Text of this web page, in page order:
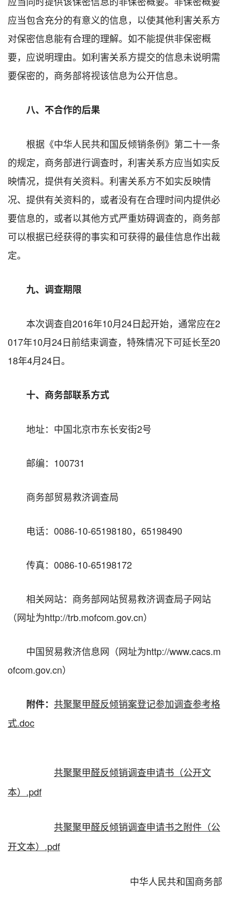
应当包含充分的有意义的信息，以使其他利害关系方
对保密信息能有合理的理解。如不能提供非保密概
要，应说明理由。如利害关系方提交的信息未说明需
要保密的，商务部将视该信息为公开信息。
八、不合作的后果
根据《中华人民共和国反倾销条例》第二十一条
的规定，商务部进行调查时，利害关系方应当如实反
映情况，提供有关资料。利害关系方不如实反映情
况、提供有关资料的，或者没有在合理时间内提供必
要信息的，或者以其他方式严重妨碍调查的，商务部
可以根据已经获得的事实和可获得的最佳信息作出裁
定。
九、调查期限
本次调查自2016年10月24日起开始，通常应在2
017年10月24日前结束调查，特殊情况下可延长至20
18年4月24日。
十、商务部联系方式
地址：中国北京市东长安街2号
邮编： 100731
商务部贸易救济调查局
电话： 0086-10-65198180， 65198490
传真： 0086-10-65198172
相关网站： 商务部网站贸易救济调查局子网站
（网址为http://trb.mofcom.gov.cn）
中国贸易救济信息网（网址为http://www.cacs.m
ofcom.gov.cn）
附件： 共聚聚甲醛反倾销案登记参加调查参考格
式.doc
共聚聚甲醛反倾销调查申请书（公开文
本）.pdf
共聚聚甲醛反倾销调查申请书之附件（公
开文本）.pdf
中华人民共和国商务部